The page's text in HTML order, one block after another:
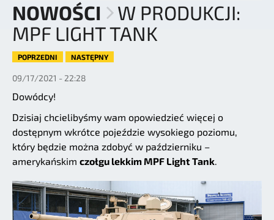
NOWOŚCI
W PRODUKCJI:
MPF LIGHT TANK
POPRZEDNI NASTĘPNY
09/17/2021 - 22:28
Dowódcy!
Dzisiaj chcielibyśmy wam opowiedzieć więcej o
dostępnym wkrótce pojeździe wysokiego poziomu,
który będzie można zdobyć w październiku –
amerykańskim czołgu lekkim MPF Light Tank.